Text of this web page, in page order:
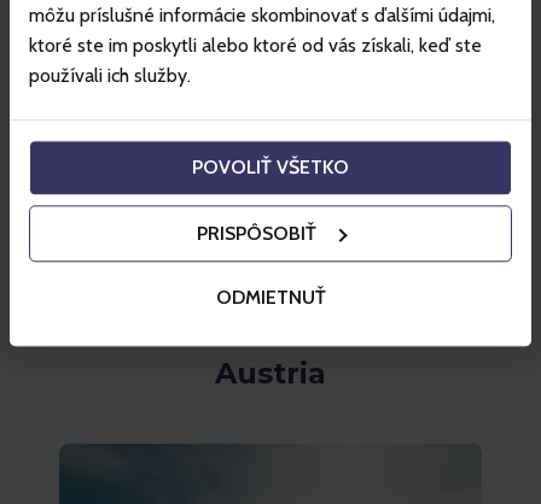
môžu príslušné informácie skombinovať s ďalšími údajmi,
ktoré ste im poskytli alebo ktoré od vás získali, keď ste
používali ich služby.
POVOLIŤ VŠETKO
PRISPÔSOBIŤ
ODMIETNUŤ
PLANOWANE OTWARCIE: 13.12.2025
Kup skipass
Austria